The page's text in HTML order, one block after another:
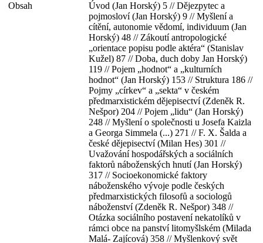
Obsah
Úvod (Jan Horský) 5 // Dějezpytec a
pojmosloví (Jan Horský) 9 // Myšlení a
cítění, autonomie vědomí, individuum (Jan
Horský) 48 // Zákoutí antropologické
„orientace popisu podle aktéra“ (Stanislav
Kužel) 87 // Doba, duch doby Jan Horský)
119 // Pojem „hodnot“ a „kulturních
hodnot“ (Jan Horský) 153 // Struktura 186 //
Pojmy „církev“ a „sekta“ v českém
předmarxistickém dějepisectví (Zdeněk R.
Nešpor) 204 // Pojem „lidu“ (Jan Horský)
248 // Myšlení o společnosti u Josefa Kaizla
a Georga Simmela (...) 271 // F. X. Šalda a
české dějepisectví (Milan Hes) 301 //
Uvažování hospodářských a sociálních
faktorů náboženských hnutí (Jan Horský)
317 // Socioekonomické faktory
náboženského vývoje podle českých
předmarxistických filosofů a sociologů
náboženství (Zdeněk R. Nešpor) 348 //
Otázka sociálního postavení nekatolíků v
rámci obce na panství litomyšlském (Milada
Malá- Zajícová) 358 // Myšlenkový svět